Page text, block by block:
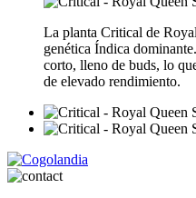
La planta Critical de
genética Índica
corto, lleno de buds, lo
de elevado rendimiento.